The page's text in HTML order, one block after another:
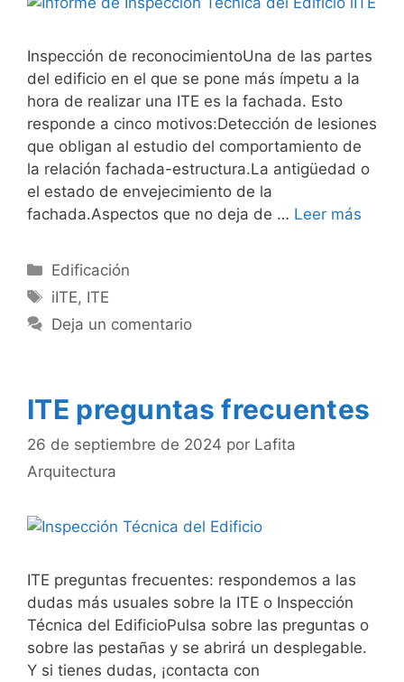
Inspección de reconocimientoUna de las partes
del edificio en el que se pone más ímpetu a la
hora de realizar una ITE es la fachada. Esto
responde a cinco motivos:Detección de lesiones
que obligan al estudio del comportamiento de
la relación fachada-estructura.La antigüedad o
el estado de envejecimiento de la
fachada.Aspectos que no deja de … Leer más
Categorías
Edificación
Etiquetas
iITE, ITE
Deja un comentario
ITE preguntas frecuentes
26 de septiembre de 2024 por Lafita
Arquitectura
ITE preguntas frecuentes: respondemos a las
dudas más usuales sobre la ITE o Inspección
Técnica del EdificioPulsa sobre las preguntas o
sobre las pestañas y se abrirá un desplegable.
Y si tienes dudas, ¡contacta con